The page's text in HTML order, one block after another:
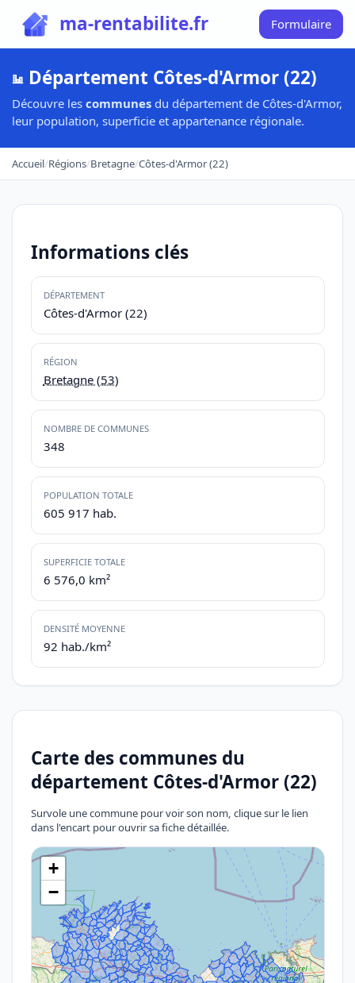
ma-rentabilite.fr Formulaire
Département Côtes-d'Armor (22)
Découvre les communes du département de Côtes-d'Armor,
leur population, superficie et appartenance régionale.
Accueil/Régions/Bretagne/Côtes-d'Armor (22)
Informations clés
DÉPARTEMENT
Côtes-d'Armor (22)
RÉGION
Bretagne (53)
NOMBRE DE COMMUNES
348
POPULATION TOTALE
605 917 hab.
SUPERFICIE TOTALE
6 576,0 km²
DENSITÉ MOYENNE
92 hab./km²
Carte des communes du
département Côtes-d'Armor (22)
Survole une commune pour voir son nom, clique sur le lien
dans l'encart pour ouvrir sa fiche détaillée.
+
−